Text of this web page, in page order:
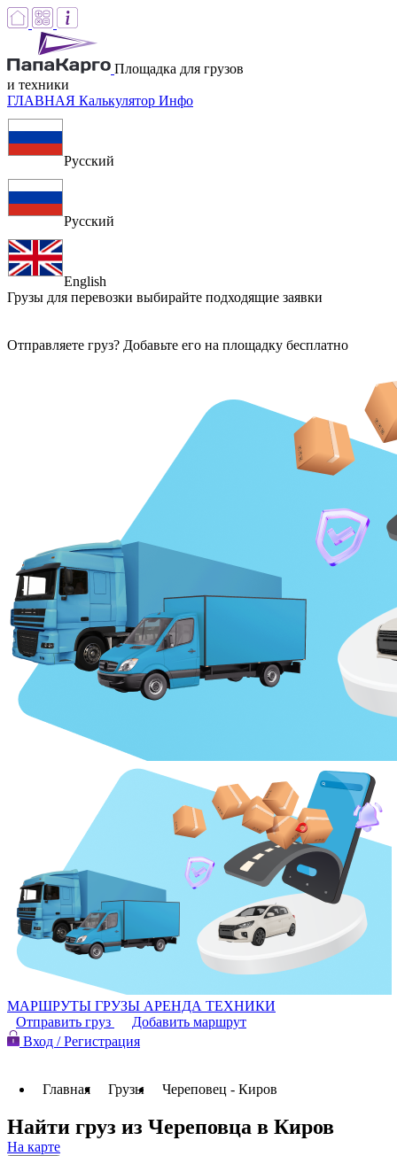
Площадка для грузов
и техники
ГЛАВНАЯ Калькулятор Инфо
Русский
Русский
English
Грузы для перевозки выбирайте подходящие заявки
Отправляете груз? Добавьте его на площадку бесплатно
МАРШРУТЫ ГРУЗЫ АРЕНДА ТЕХНИКИ
Отправить груз
Добавить маршрут
Вход / Регистрация
Главная Грузы Череповец - Киров
Найти груз из Череповца в Киров
На карте